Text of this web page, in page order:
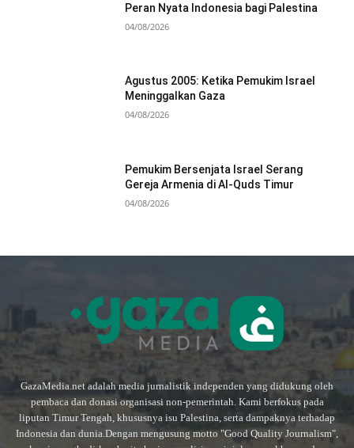
Peran Nyata Indonesia bagi Palestina
04/08/2026
Agustus 2005: Ketika Pemukim Israel
Meninggalkan Gaza
04/08/2026
Pemukim Bersenjata Israel Serang
Gereja Armenia di Al-Quds Timur
04/08/2026
GazaMedia.net adalah media jurnalistik independen yang didukung oleh
pembaca dan donasi organisasi non-pemerintah. Kami berfokus pada
liputan Timur Tengah, khususnya isu Palestina, serta dampaknya terhadap
Indonesia dan dunia.Dengan mengusung motto "Good Quality Journalism",